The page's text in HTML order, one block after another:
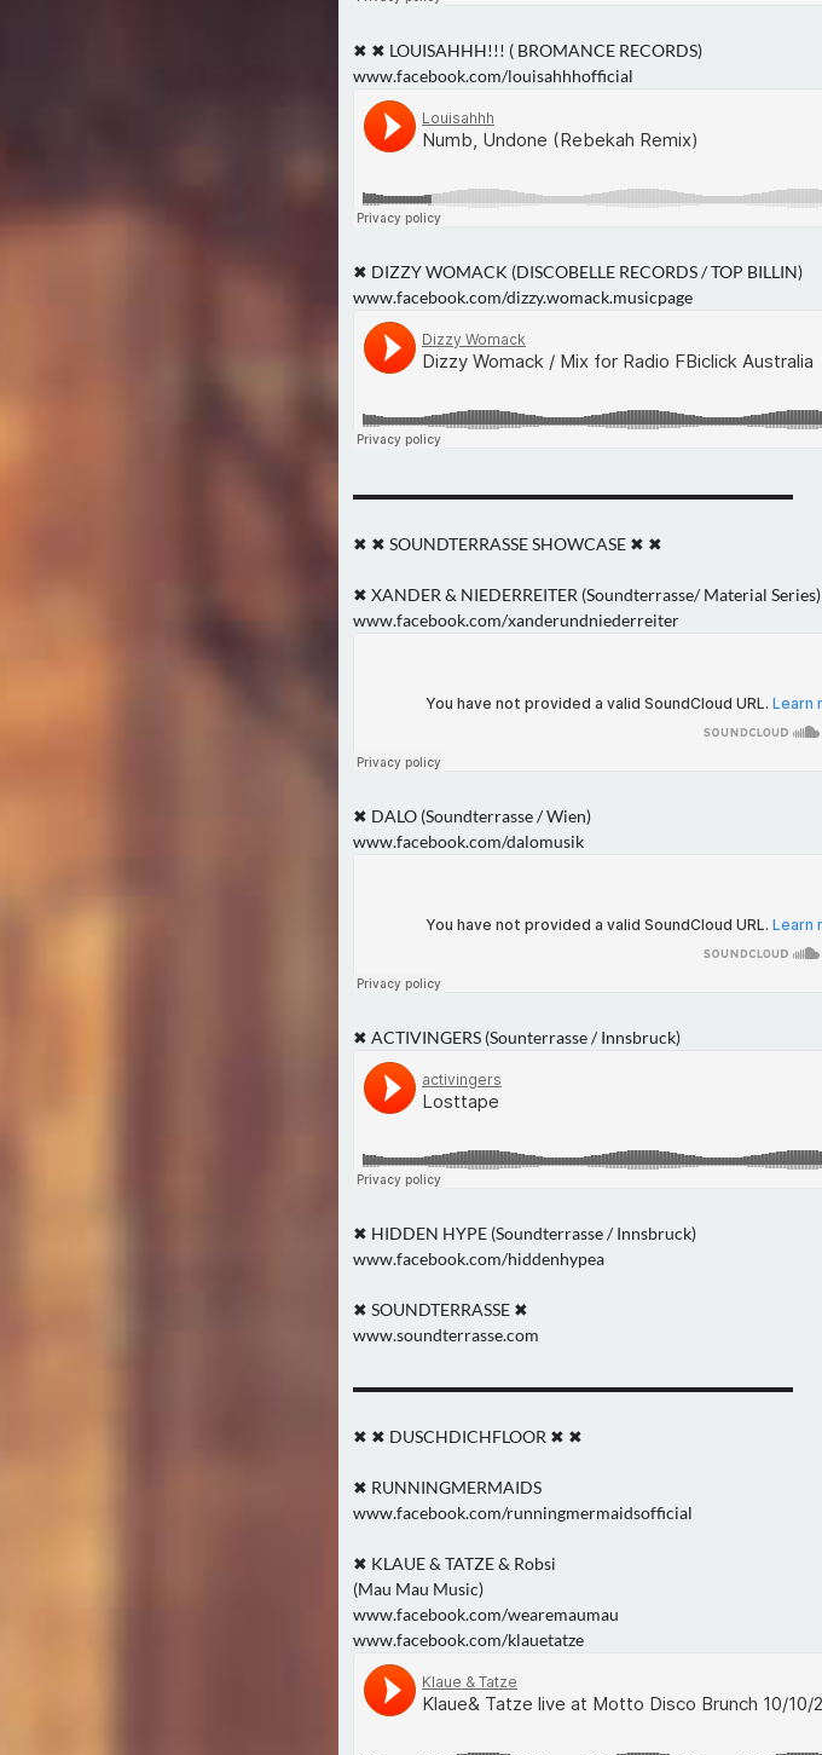
✖ ✖ LOUISAHHH!!! ( BROMANCE RECORDS)
www.facebook.com/louisahhhofficial
✖ DIZZY WOMACK (DISCOBELLE RECORDS / TOP BILLIN)
www.facebook.com/dizzy.womack.musicpage
▬▬▬▬▬▬▬▬▬▬▬▬▬▬▬▬▬▬▬▬▬▬▬▬▬▬
✖ ✖ SOUNDTERRASSE SHOWCASE ✖ ✖
✖ XANDER & NIEDERREITER (Soundterrasse/ Material Series)
www.facebook.com/xanderundniederreiter
✖ DALO (Soundterrasse / Wien)
www.facebook.com/dalomusik
✖ ACTIVINGERS (Sounterrasse / Innsbruck)
✖ HIDDEN HYPE (Soundterrasse / Innsbruck)
www.facebook.com/hiddenhypea
✖ SOUNDTERRASSE ✖
www.soundterrasse.com
▬▬▬▬▬▬▬▬▬▬▬▬▬▬▬▬▬▬▬▬▬▬▬▬▬▬
✖ ✖ DUSCHDICHFLOOR ✖ ✖
✖ RUNNINGMERMAIDS
www.facebook.com/runningmermaidsofficial
✖ KLAUE & TATZE & Robsi
(Mau Mau Music)
www.facebook.com/wearemaumau
www.facebook.com/klauetatze